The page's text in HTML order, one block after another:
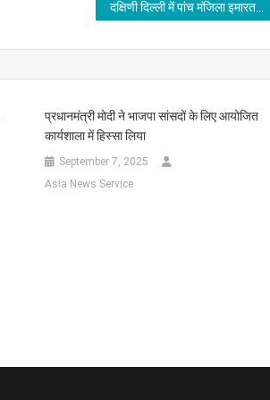
प्रधानमंत्री मोदी ने भाजपा सांसदों के लिए आयोजित
कार्यशाला में हिस्सा लिया
September 7, 2025
Asia News Service